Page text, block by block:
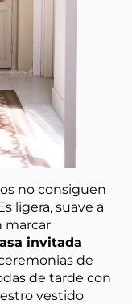
no consiguen
ligera, suave a
marcar
invitada
de
de tarde con
vestido